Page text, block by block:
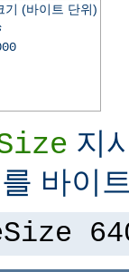
기 (바이트 단위)
지
바이